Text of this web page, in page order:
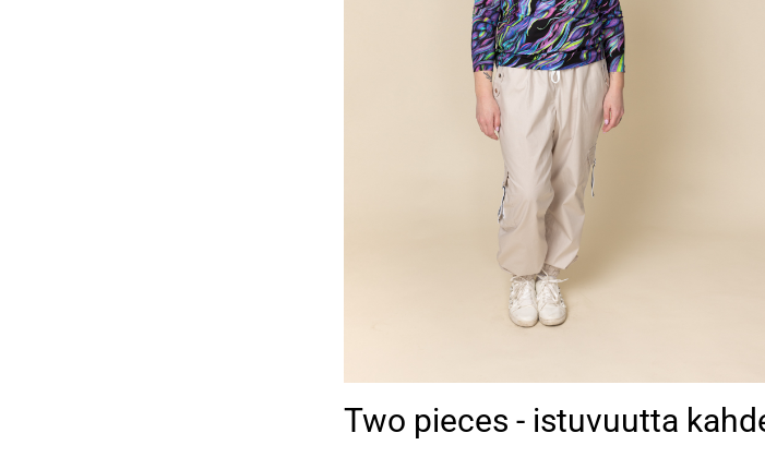
Two pieces - istuvuutta